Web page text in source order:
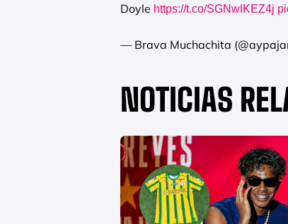
Doyle https://t.co/SGNwIKEZ4j
— Brava Muchachita
NOTICIAS